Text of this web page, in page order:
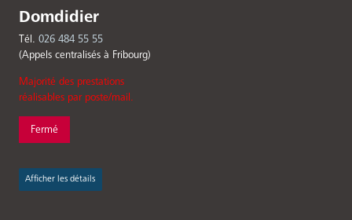
Domdidier
Tél. 026 484 55 55
(Appels centralisés à Fribourg)
Majorité des prestations
réalisables par poste/mail.
Fermé
Afficher les détails